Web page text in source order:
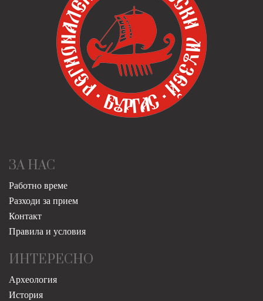
ЗА НАС
Работно време
Разходи за прием
Контакт
Правила и условия
ИНТЕРЕСНО
Археология
История